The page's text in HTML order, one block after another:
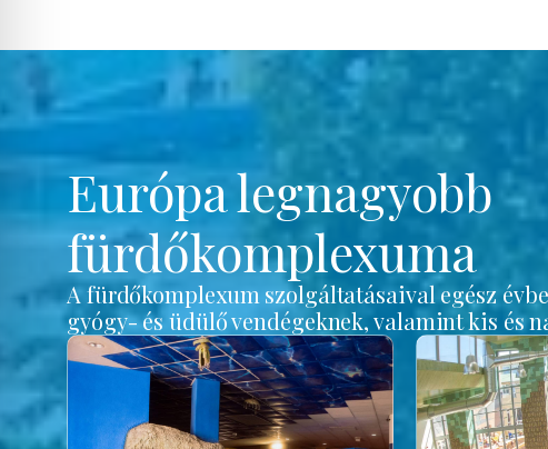
Európa legnagyobb
fürdőkomplexuma
A fürdőkomplexum szolgáltatásaival egész
gyógy- és üdülő vendégeknek, valamint kis és